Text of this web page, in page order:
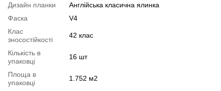
Дизайн планки
Англійська класична ялинка
Фаска
V4
Клас
зносостійкості
42 клас
Кількість в
упаковці
16 шт
Площа в
упаковці
1.752 м2